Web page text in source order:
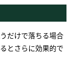
だけで落ちる場合
とさらに効果的で